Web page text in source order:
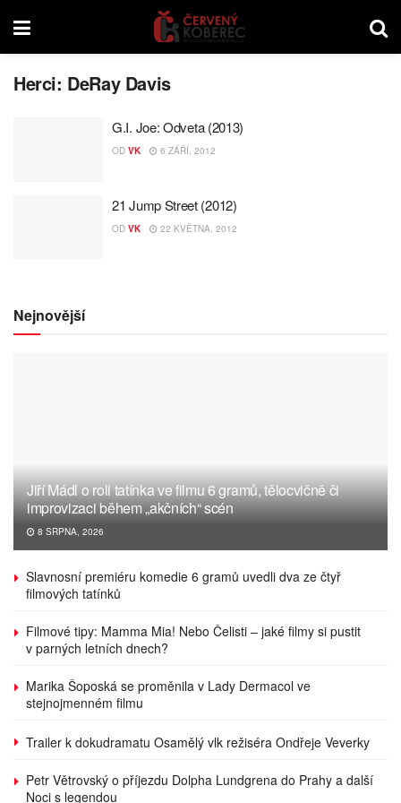
Herci: DeRay Davis
G.I. Joe: Odveta (2013)
OD VK 6 ZÁŘÍ, 2012
21 Jump Street (2012)
OD VK 22 KVĚTNA, 2012
Nejnovější
Jiří Mádl o roli tatínka ve filmu 6 gramů, tělocvičně či
improvizaci během „akčních“ scén
8 SRPNA, 2026
Slavnosní premiéru komedie 6 gramů uvedli dva ze čtyř
filmových tatínků
Filmové tipy: Mamma Mia! Nebo Čelisti – jaké filmy si pustit
v parných letních dnech?
Marika Šoposká se proměnila v Lady Dermacol ve
stejnojmenném filmu
Trailer k dokudramatu Osamělý vlk režiséra Ondřeje Veverky
Petr Větrovský o příjezdu Dolpha Lundgrena do Prahy a další
Noci s legendou